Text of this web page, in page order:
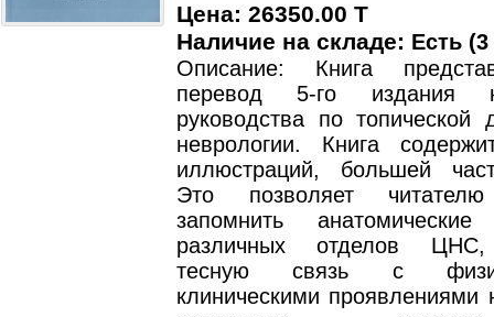
Цена: 26350.00 T
Наличие на складе: Есть
Описание: Книга
перевод 5-го издания
руководства по топической
неврологии. Книга
иллюстраций, большей
Это позволяет
запомнить анатомические
различных отделов ЦНС,
тесную связь с
клиническими проявлениями